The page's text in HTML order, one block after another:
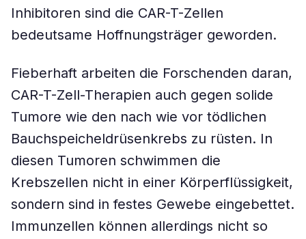
Inhibitoren sind die CAR-T-Zellen
bedeutsame Hoffnungsträger geworden.
Fieberhaft arbeiten die Forschenden daran,
CAR-T-Zell-Therapien auch gegen solide
Tumore wie den nach wie vor tödlichen
Bauchspeicheldrüsenkrebs zu rüsten. In
diesen Tumoren schwimmen die
Krebszellen nicht in einer Körperflüssigkeit,
sondern sind in festes Gewebe eingebettet.
Immunzellen können allerdings nicht so